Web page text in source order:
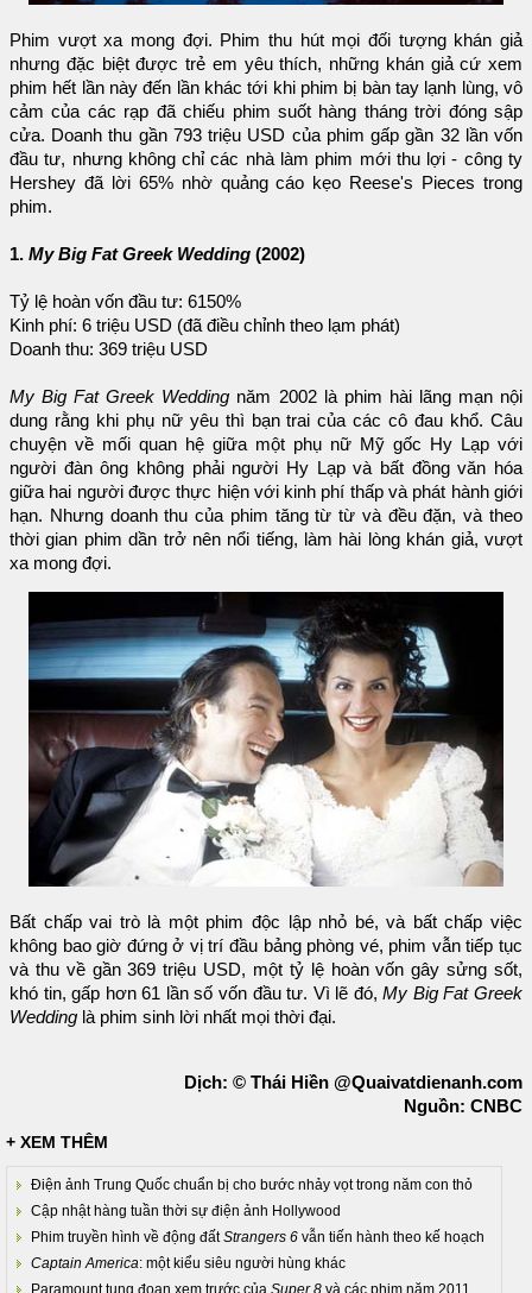
Phim vượt xa mong đợi. Phim thu hút mọi đối tượng khán giả
nhưng đặc biệt được trẻ em yêu thích, những khán giả cứ xem
phim hết lần này đến lần khác tới khi phim bị bàn tay lạnh lùng, vô
cảm của các rạp đã chiếu phim suốt hàng tháng trời đóng sập
cửa. Doanh thu gần 793 triệu USD của phim gấp gần 32 lần vốn
đầu tư, nhưng không chỉ các nhà làm phim mới thu lợi - công ty
Hershey đã lời 65% nhờ quảng cáo kẹo Reese's Pieces trong
phim.
1. My Big Fat Greek Wedding (2002)
Tỷ lệ hoàn vốn đầu tư: 6150%
Kinh phí: 6 triệu USD (đã điều chỉnh theo lạm phát)
Doanh thu: 369 triệu USD
My Big Fat Greek Wedding năm 2002 là phim hài lãng mạn nội
dung rằng khi phụ nữ yêu thì bạn trai của các cô đau khổ. Câu
chuyện về mối quan hệ giữa một phụ nữ Mỹ gốc Hy Lạp với
người đàn ông không phải người Hy Lạp và bất đồng văn hóa
giữa hai người được thực hiện với kinh phí thấp và phát hành giới
hạn. Nhưng doanh thu của phim tăng từ từ và đều đặn, và theo
thời gian phim dần trở nên nổi tiếng, làm hài lòng khán giả, vượt
xa mong đợi.
Bất chấp vai trò là một phim độc lập nhỏ bé, và bất chấp việc
không bao giờ đứng ở vị trí đầu bảng phòng vé, phim vẫn tiếp tục
và thu về gần 369 triệu USD, một tỷ lệ hoàn vốn gây sửng sốt,
khó tin, gấp hơn 61 lần số vốn đầu tư. Vì lẽ đó,My Big Fat Greek
Wedding là phim sinh lời nhất mọi thời đại.
Dịch: © Thái Hiền @Quaivatdienanh.com
Nguồn: CNBC
+ XEM THÊM
Điện ảnh Trung Quốc chuẩn bị cho bước nhảy vọt trong năm con thỏ
Cập nhật hàng tuần thời sự điện ảnh Hollywood
Phim truyền hình về động đấtStrangers 6 vẫn tiến hành theo kế hoạch
Captain America: một kiểu siêu người hùng khác
Paramount tung đoạn xem trước của Super 8 và các phim năm 2011